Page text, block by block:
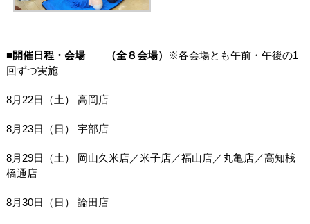
■開催日程・会場 （全８会場） ※各会場とも午前・午後の1
回ずつ実施
8月 22日（土） 高岡店
8月 23日（日） 宇部店
8月 29日（土） 岡山久米店／米子店／福山店／丸亀店／高知桟
橋通店
8月30日（日） 論田店